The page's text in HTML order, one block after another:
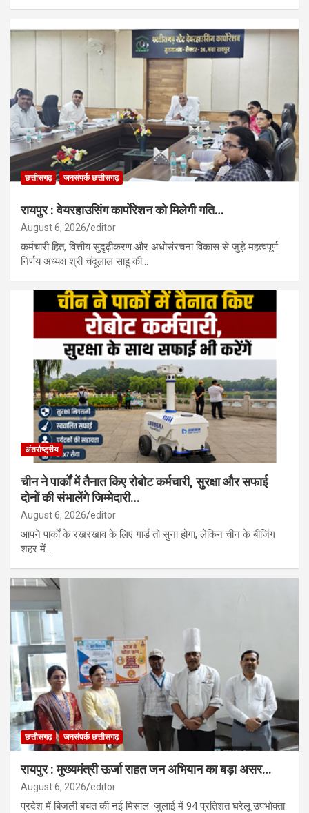
छत्तीसगढ़ जनसंपर्क छत्तीसगढ़
रायपुर : वेयरहाउसिंग कार्पाेरेशन को मिलेगी गति…
August 6, 2026 editor
कर्मचारी हित, वित्तीय सुदृढ़ीकरण और अधोसंरचना विकास से जुड़े महत्वपूर्ण
निर्णय अध्यक्ष श्री चंदूलाल साहू की…
अंतर्राष्ट्रीय
चीन ने पार्कों में तैनात किए रोबोट कर्मचारी, सुरक्षा और सफाई
दोनों की संभालेंगे जिम्मेदारी…
August 6, 2026 editor
आपने पार्कों के रखरखाव के लिए गार्ड तो सुना होगा, लेकिन चीन के बीजिंग
शहर में…
छत्तीसगढ़ जनसंपर्क छत्तीसगढ़
रायपुर : मुख्यमंत्री ऊर्जा राहत जन अभियान का बड़ा असर…
August 6, 2026 editor
प्रदेश में बिजली बचत की नई मिसाल: जुलाई में 94 प्रतिशत घरेलू उपभोक्ता